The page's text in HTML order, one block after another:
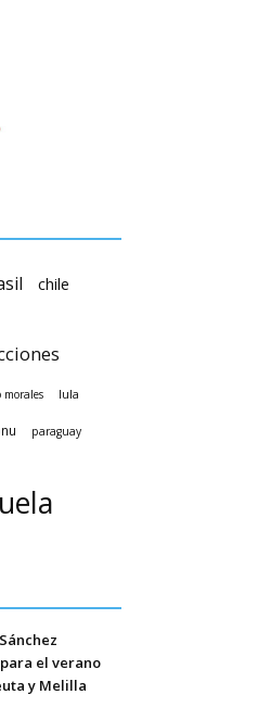
chile
morales lula
paraguay
para el verano
y Melilla